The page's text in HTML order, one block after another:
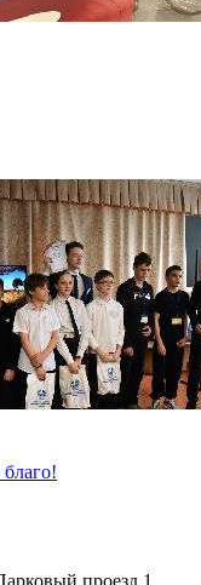
проезд,1